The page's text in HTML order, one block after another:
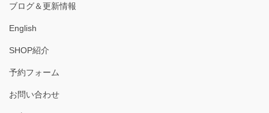
ブログ＆更新情報
English
SHOP紹介
予約フォーム
お問い合わせ